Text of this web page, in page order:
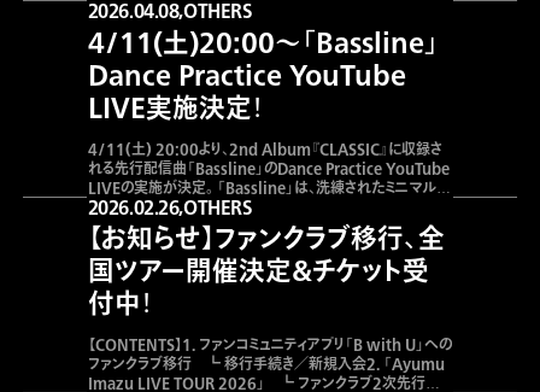
100
ス概要 ◼︎Ayumu Imazu Official Fan Clubブース運営
時間各公演日 物販ブース開始後 〜 開演前まで
容———
2026.04.08,OTHERS
4/11(土)20:00〜「Bassline」
Dance Practice YouTube
LIVE実施決定！
4/11(土) 20:00より、2nd Album『CLASSIC』に収録さ
れる先行配信曲「Bassline」のDance Practice YouTube
LIVEの実施が決定。「Bassline」は、洗練されたミニマルな
トラックに、緻密なメリハリを効かせたサウンドデザインが光
るダンスナンバーとなっている。本配信では、6名のダンサー
とともにダンスプラクティスを一発撮りの生配信にて挑戦す
る。202
2026.02.26, OTHERS
【お知らせ】ファンクラブ移行、全
国ツアー開催決定&チケット受
付中！
【CONTENTS】1. ファンコミュニティアプリ「B with U」への
ファンクラブ移行 ┗ 移行手続き／新規入会2. 「Ayumu
Imazu LIVE TOUR 2026」 ┗ ファンクラブ2次先行受